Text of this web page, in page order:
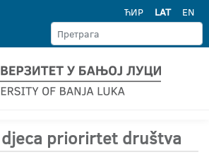
ЋИР LAT EN
priorirtet društva